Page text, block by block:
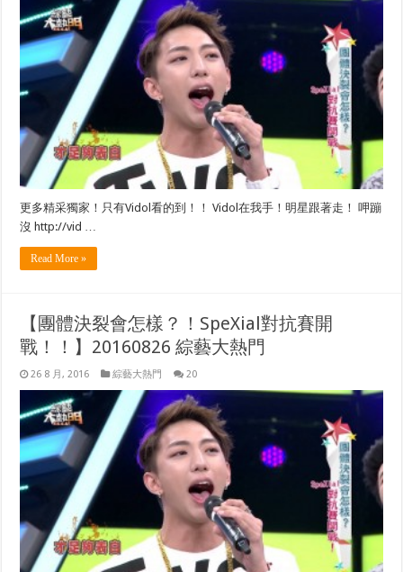
更多精采獨家！只有Vidol看的到！！ Vidol在我手！明星跟著走！ 呷蹦
沒 http://vid …
Read More »
【團體決裂會怎樣？！SpeXial對抗賽開
戰！！】20160826 綜藝大熱門
26 8 月, 2016 綜藝大熱門 20